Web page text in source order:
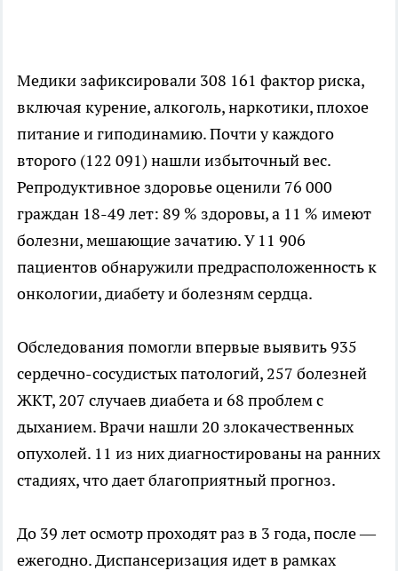
Медики зафиксировали 308 161 фактор риска,
включая курение, алкоголь, наркотики, плохое
питание и гиподинамию. Почти у каждого
второго (122 091) нашли избыточный вес.
Репродуктивное здоровье оценили 76 000
граждан 18-49 лет: 89 % здоровы, а 11 % имеют
болезни, мешающие зачатию. У 11 906
пациентов обнаружили предрасположенность к
онкологии, диабету и болезням сердца.
Обследования помогли впервые выявить 935
сердечно-сосудистых патологий, 257 болезней
ЖКТ, 207 случаев диабета и 68 проблем с
дыханием. Врачи нашли 20 злокачественных
опухолей. 11 из них диагностированы на ранних
стадиях, что дает благоприятный прогноз.
До 39 лет осмотр проходят раз в 3 года, после —
ежегодно. Диспансеризация идет в рамках